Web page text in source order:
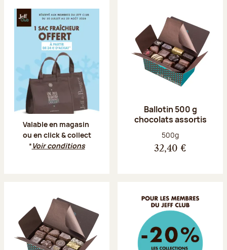
Valable en magasin
ou en click & collect
*Voir conditions
Ballotin 500 g
chocolats assortis
Poids net :
500g
32,40 €